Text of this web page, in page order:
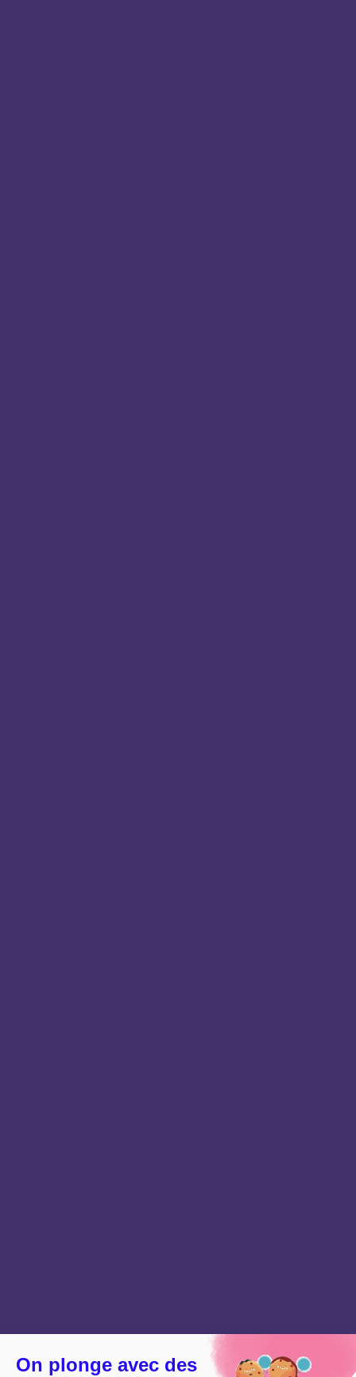
On plonge avec des